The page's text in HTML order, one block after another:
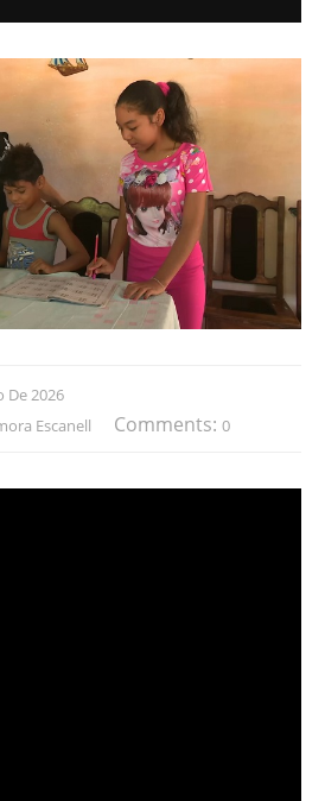
De 2026
Escanell Comments: 0